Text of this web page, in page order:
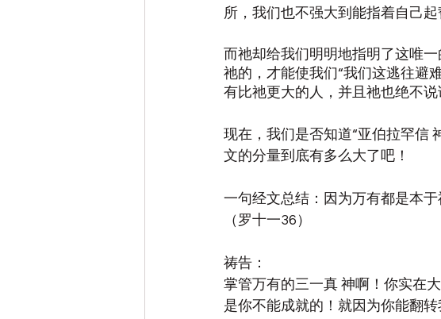
所，我们也不强大到能指着自己起
而祂却给我们明明地指明了这唯
祂的，才能使我们“我们这逃往避
有比祂更大的人，并且祂也绝不说
现在，我们是否知道“亚伯拉罕信
文的分量到底有多么大了吧！
一句经文总结：因为万有都是本
（罗十一36）
祷告：
掌管万有的三一真 神啊！你实在
是你不能成就的！就因为你能翻